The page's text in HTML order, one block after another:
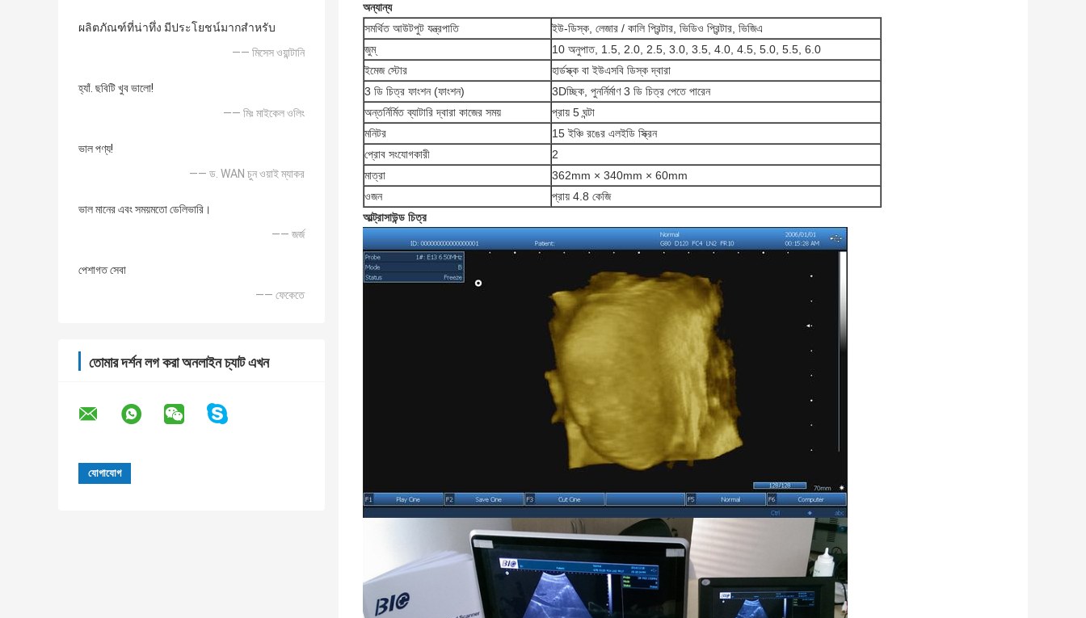
ผลิตภัณฑ์ที่น่าทึ่ง มีประโยชน์มากสำหรับ
—— মিসেস ওয়ান্টানি
হ্যাঁ. ছবিটি খুব ভালো!
—— মিঃ মাইকেল ওলিং
ভাল পণ্য!
—— ড. WAN চুন ওয়াই ম্যাকর
ভাল মানের এবং সময়মতো ডেলিভারি।
—— জর্জ
পেশাগত সেবা
—— ফেকেতে
তোমার দর্শন লগ করা অনলাইন চ্যাট এখন
অন্যান্য
সমর্থিত আউটপুট যন্ত্রপাতি
ইউ-ডিস্ক, লেজার / কালি প্রিন্টার, ভিডিও প্রিন্টার, ভিজিএ
জুম্
10 অনুপাত, 1.5, 2.0, 2.5, 3.0, 3.5, 4.0, 4.5, 5.0, 5.5, 6.0
ইমেজ স্টোর
হার্ডস্ক্ক বা ইউএসবি ডিস্ক দ্বারা
3 ডি চিত্র ফাংশন (ফাংশন)
3Dচ্ছিক, পুনর্নির্মাণ 3 ডি চিত্র পেতে পারেন
অন্তর্নির্মিত ব্যাটারি দ্বারা কাজের সময়
প্রায় 5 ঘন্টা
মনিটর
15 ইঞ্চি রঙের এলইডি স্ক্রিন
প্রোব সংযোগকারী
2
মাত্রা
362mm × 340mm × 60mm
ওজন
প্রায় 4.8 কেজি
আল্ট্রাসাউন্ড চিত্র